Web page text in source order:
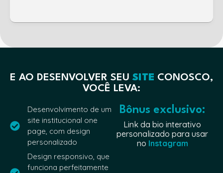
E AO DESENVOLVER SEU SITE CONOSCO,
VOCÊ LEVA:
Desenvolvimento de um
site institucional one
page, com design
personalizado
Design responsivo, que
funciona perfeitamente
Bônus exclusivo:
Link da bio interativo
personalizado para usar
no Instagram